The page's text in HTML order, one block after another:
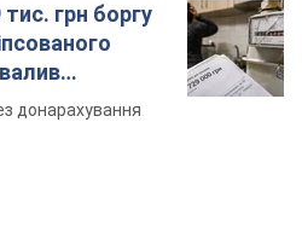
грн боргу
донарахування